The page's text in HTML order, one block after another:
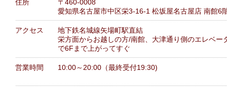
住所
〒460-0008
愛知県名古屋市中区栄3-16-1 松坂屋名古屋店 南館6
アクセス
地下鉄名城線矢場町駅直結
栄方面からお越しの方/南館、大津通り側のエレベー
で6Fまで上がってすぐ
営業時間 10:00～20:00（最終受付19:30)